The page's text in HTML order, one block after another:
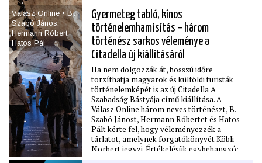
Válasz Online • B․
Szabó János,
Hermann Róbert,
Hatos Pál
Gyermeteg tabló, kínos
történelemhamisítás – három
történész sarkos véleménye a
Citadella új kiállításáról
Ha nem dolgozzák át, hosszú időre
torzíthatja magyarok és külföldi turisták
történelemképét is az új Citadella A
Szabadság Bástyája című kiállítása. A
Válasz Online három neves történészt, B.
Szabó Jánost, Hermann Róbertet és Hatos
Pált kérte fel, hogy véleményezzék a
tárlatot, amelynek forgatókönyvét Köbli
Norbert jegyzi. Értékelésük egybehangzó: